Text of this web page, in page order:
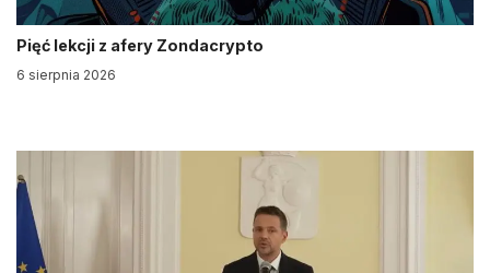
Pięć lekcji z afery Zondacrypto
6 sierpnia 2026